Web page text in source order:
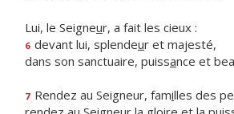
Lui, le Seigneur, a fait les cieux :
6 devant lui, splendeur et majesté,
dans son sanctuaire, puissance et
7 Rendez au Seigneur, familles des